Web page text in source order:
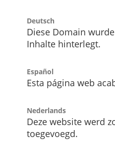
Deutsch
Diese Domain
Inhalte hinterlegt.
Español
Esta página web
Nederlands
Deze website werd
toegevoegd.